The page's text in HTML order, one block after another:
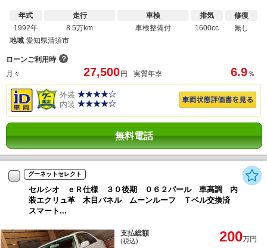
年式
1992年
走行
8.5万km
車検
車検整備付
排気
1600cc
修復
無し
地域 愛知県清須市
ローンご利用時 ？
月々
27,500 円 実質年率 6.9 ％
外装
内装
無料電話
グーネットセレクト
セルシオ ｅＲ仕様 ３０後期 ０６２パール 車高調 内
装エクリュ革 木目パネル ムーンルーフ Ｔベル交換済
スマート...
支払総額
(税込) 200万円